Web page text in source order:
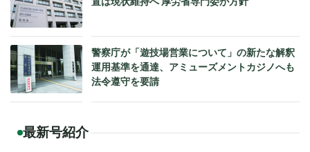
警察庁が「遊技場営業について」の新たな解釈
運用基準を通達、アミューズメントカジノへも
法令遵守を要請
最新号紹介